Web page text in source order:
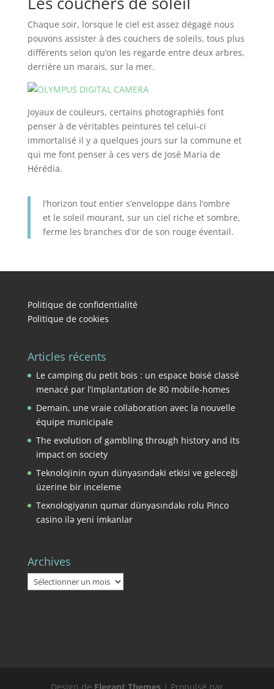
Chaque soir, lorsque le ciel est assez dégagé nous
pouvons assister à des couchers de soleils, tous plus
différents selon qu’on les regarde entre deux arbres,
derrière un marais, sur la mer.
Joyaux de couleurs, certains photographiés font
penser à de véritables peintures tel celui-ci
immortalisé il y a quelques jours sur la commune et
qui me font penser à ces vers de José Maria de
Hérédia.
l’horizon tout entier s’enveloppe dans l’ombre
et le soleil mourant, sur un ciel riche et sombre,
ferme les branches d’or de son rouge éventail.
Politique de confidentialité
Politique de cookies
Articles récents
Le camping du petit bois : un espace boisé classé
menacé par l’implantation de 80 mobile-homes
Demain, une vraie collaboration avec la nouvelle
équipe municipale
The evolution of gambling through history and its
impact on society
Teknolojinin oyun dünyasındaki etkisi ve geleceği
üzerine bir inceleme
Texnologiyanın qumar dünyasındakı rolu Pinco
casino ilə yeni imkanlar
Archives
Archives